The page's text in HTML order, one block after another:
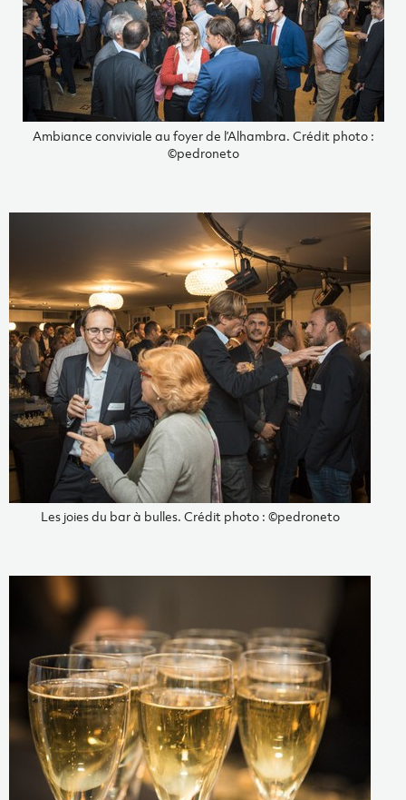
Ambiance conviviale au foyer de l’Alhambra. Crédit photo :
©pedroneto
Les joies du bar à bulles. Crédit photo : ©pedroneto